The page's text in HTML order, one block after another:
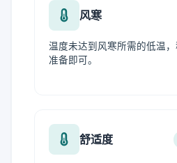
风寒
温度未达到风寒所需的低温
准备即可。
舒适度